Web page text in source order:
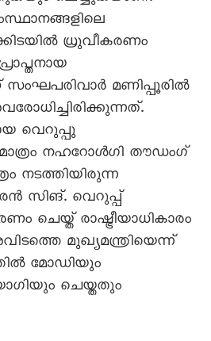
ധ്രുവീകരണം
മണിപ്പൂരിൽ
വെറുപ്പു
മാത്രം നഹറോൾഗി തൗഡംഗ്
നടത്തിയിരുന്ന
സിങ്. വെറുപ്പ്
ചെയ്ത് രാഷ്ട്രീയാധികാരം
മുഖ്യമന്ത്രിയെന്ന്
മോഡിയും
ചെയ്തതും